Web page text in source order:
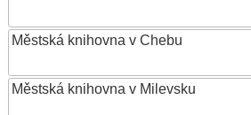
Městská knihovna v Chebu
Městská knihovna v Milevsku